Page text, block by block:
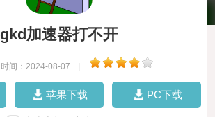
gkd加速器打不开
时间：2024-08-07
苹果下载 PC下载